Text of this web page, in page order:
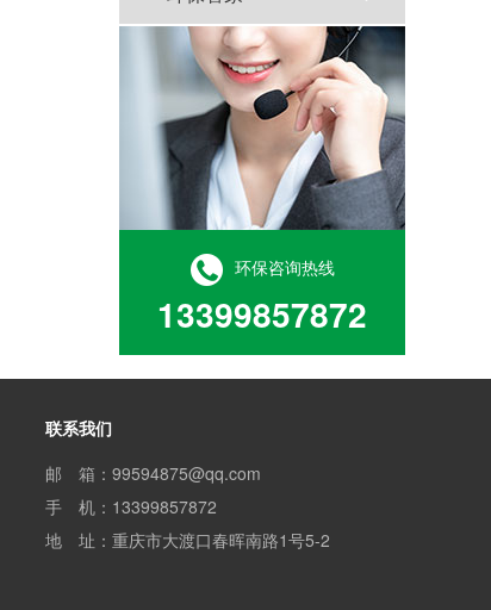
环保咨询热线
13399857872
联系我们
邮 箱：99594875@qq.com‬
手 机：13399857872
地 址：重庆市大渡口春晖南路1号5-2